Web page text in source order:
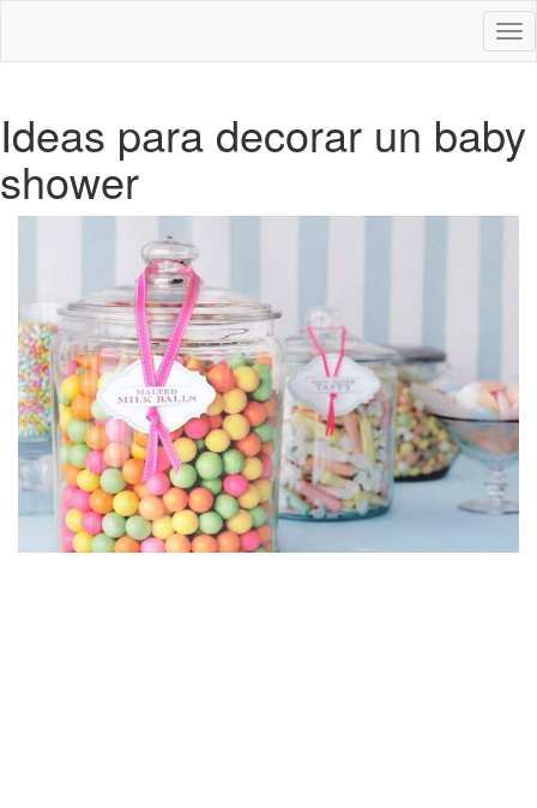
Ideas para decorar un baby
shower